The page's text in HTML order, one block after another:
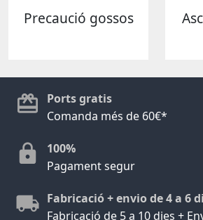
Precaució gossos
Ports gratis
Comanda més de 60€*
100%
Pagament segur
Fabricació + envio de 4 a 6
Fabricació de 5 a 10 dies +